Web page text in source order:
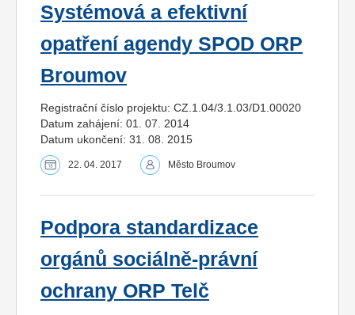
Systémová a efektivní
opatření agendy SPOD ORP
Broumov
Registrační číslo projektu: CZ.1.04/3.1.03/D1.00020
Datum zahájení: 01. 07. 2014
Datum ukončení: 31. 08. 2015
22. 04. 2017 Město Broumov
Podpora standardizace
orgánů sociálně-právní
ochrany ORP Telč